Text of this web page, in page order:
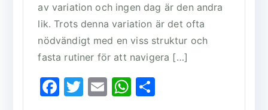
av variation och ingen dag är den andra
lik. Trots denna variation är det ofta
nödvändigt med en viss struktur och
fasta rutiner för att navigera […]
F
T
E
W